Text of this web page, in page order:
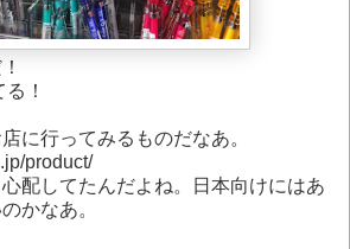
！
に行ってみるものだなあ。
product/
配してたんだよね。日本向けにはあ
かなあ。